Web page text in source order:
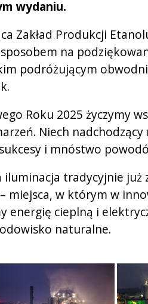
wydaniu.
Zakład Produkcji
na
podróżującym
Roku 2025 życzymy
Niech
i mnóstwo
iluminacja tradycyjnie
miejsca, w którym w
energię cieplną i
naturalne.